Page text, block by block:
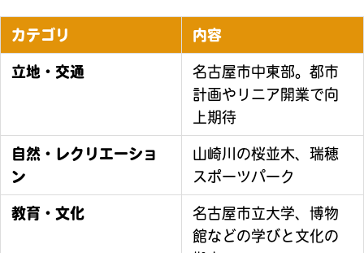
カテゴリ 内容
立地・交通
名古屋市中東部。都市
計画やリニア開業で向
上期待
自然・レクリエーショ
ン
山崎川の桜並木、瑞穂
スポーツパーク
教育・文化
名古屋市立大学、博物
館などの学びと文化の